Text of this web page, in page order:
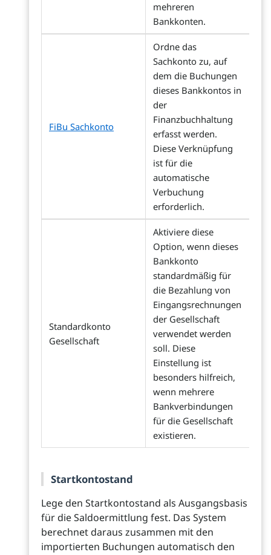
mehreren
Bankkonten.
FiBu Sachkonto
Ordne das
Sachkonto zu, auf
dem die Buchungen
dieses Bankkontos in
der
Finanzbuchhaltung
erfasst werden.
Diese Verknüpfung
ist für die
automatische
Verbuchung
erforderlich.
Standardkonto
Gesellschaft
Aktiviere diese
Option, wenn dieses
Bankkonto
standardmäßig für
die Bezahlung von
Eingangsrechnungen
der Gesellschaft
verwendet werden
soll. Diese
Einstellung ist
besonders hilfreich,
wenn mehrere
Bankverbindungen
für die Gesellschaft
existieren.
Startkontostand
Lege den Startkontostand als Ausgangsbasis
für die Saldoermittlung fest. Das System
berechnet daraus zusammen mit den
importierten Buchungen automatisch den